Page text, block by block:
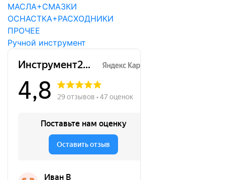
МАСЛА+СМАЗКИ
ОСНАСТКА+РАСХОДНИКИ
ПРОЧЕЕ
Ручной инструмент